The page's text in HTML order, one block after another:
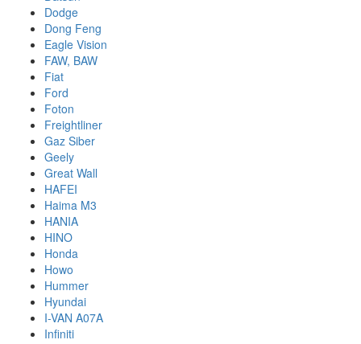
Dodge
Dong Feng
Eagle Vision
FAW, BAW
Fiat
Ford
Foton
Freightliner
Gaz Siber
Geely
Great Wall
HAFEI
Haima M3
HANIA
HINO
Honda
Howo
Hummer
Hyundai
I-VAN A07A
Infiniti